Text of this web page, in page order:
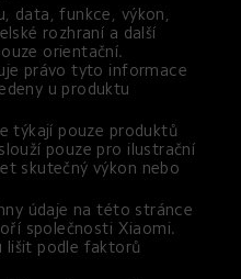
data, funkce, výkon,
rozhraní a další
orientační.
právo tyto informace
u produktu
týkají pouze produktů
pouze pro ilustrační
skutečný výkon nebo
údaje na této stránce
společnosti Xiaomi.
lišit podle faktorů